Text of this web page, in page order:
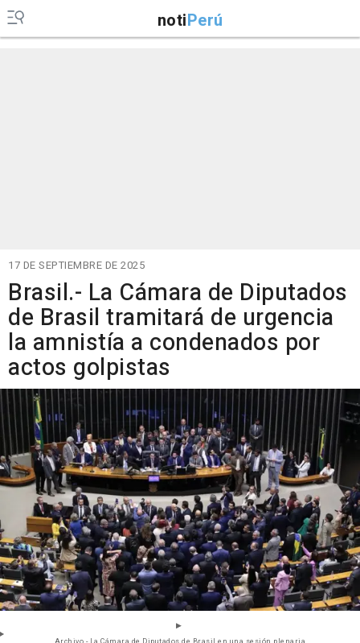
notiPerú
17 DE SEPTIEMBRE DE 2025
Brasil.- La Cámara de Diputados
de Brasil tramitará de urgencia
la amnistía a condenados por
actos golpistas